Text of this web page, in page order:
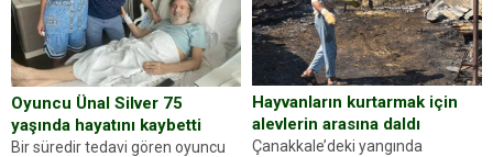
sorup belgelerini istedi. Sürücü
Abdurrahman Ö.nün verdiği
evraklarda eksik olduğunu...
Oyuncu Ünal Silver 75
yaşında hayatını kaybetti
Bir süredir tedavi gören oyuncu
Hayvanların kurtarmak için
alevlerin arasına daldı
Çanakkale’deki yangında